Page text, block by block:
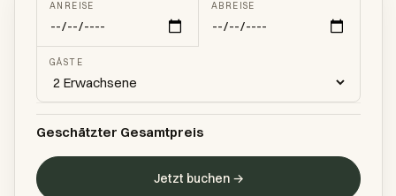
ANREISE ABREISE
GÄSTE
Geschätzter Gesamtpreis
Jetzt buchen →